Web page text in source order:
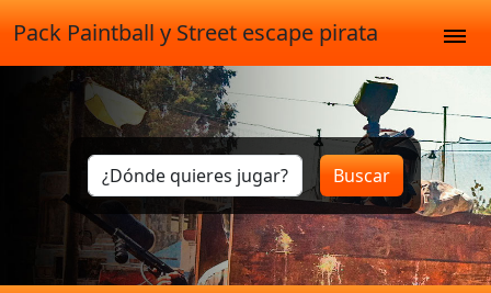
Pack Paintball y Street escape pirata
Buscar